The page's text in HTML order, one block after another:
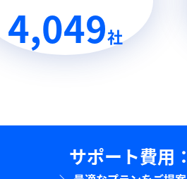
4,049社
サポート費用